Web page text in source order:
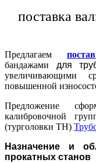
поставка
Предлагаем
бандажами для
увеличивающими
повышенной
Предложение
калибровочной
(турголовки TH)
Назначение и
прокатных станов